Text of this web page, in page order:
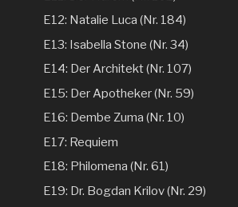
E12: Natalie Luca (Nr. 184)
E13: Isabella Stone (Nr. 34)
E14: Der Architekt (Nr. 107)
E15: Der Apotheker (Nr. 59)
E16: Dembe Zuma (Nr. 10)
E17: Requiem
E18: Philomena (Nr. 61)
E19: Dr. Bogdan Krilov (Nr. 29)